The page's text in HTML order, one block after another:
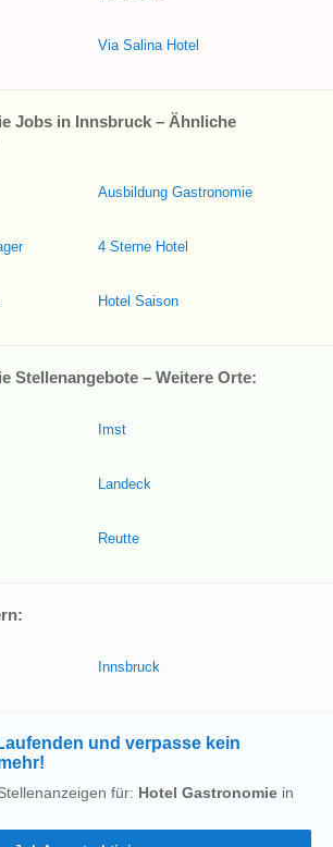
Via Salina Hotel
Jobs in Innsbruck – Ähnliche
Ausbildung Gastronomie
4 Sterne Hotel
Hotel Saison
Stellenangebote – Weitere Orte:
Imst
Landeck
Reutte
Innsbruck
und verpasse kein
für: Hotel Gastronomie in